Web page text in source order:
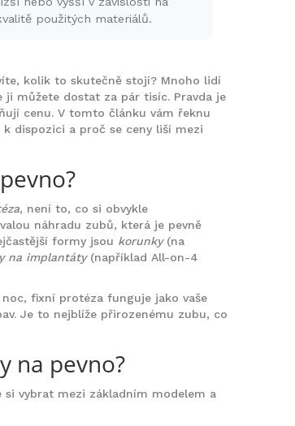
použitých materiálů.
kolik to skutečně stojí? Mnoho lidí
můžete dostat za pár tisíc. Pravda je
cenu. V tomto článku vám řeknu
dispozici a proč se ceny liší mezi
, není to, co si obvykle
náhradu zubů, která je pevně
formy jsou korunky(na
na implantáty(například All-on-4
fixní protéza funguje jako vaše
Je to nejblíže přirozenému zubu, co
na pevno?
vybrat mezi základním modelem a